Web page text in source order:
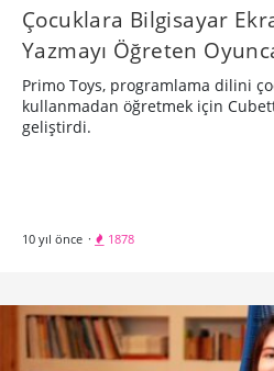
Çocuklara Bilgisayar
Yazmayı Öğreten
Primo Toys, programlama dilini
kullanmadan öğretmek için
geliştirdi.
10 yıl önce · 1878